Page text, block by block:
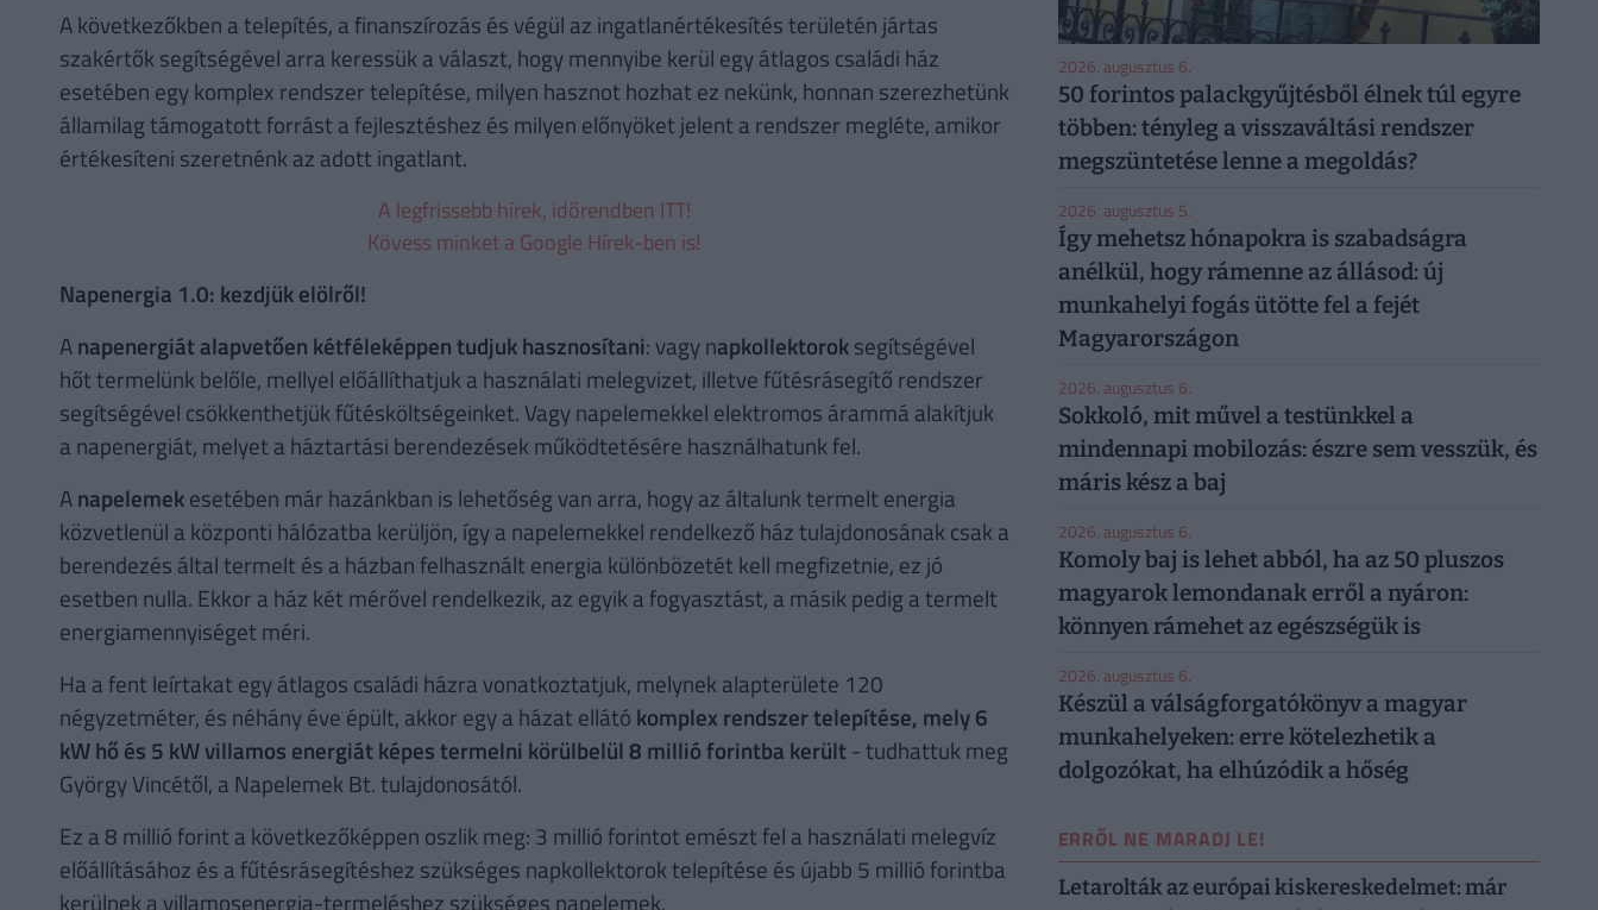
A következőkben a telepítés, a finanszírozás és végül az ingatlanértékesítés területén jártas
szakértők segítségével arra keressük a választ, hogy mennyibe kerül egy átlagos családi ház
esetében egy komplex rendszer telepítése, milyen hasznot hozhat ez nekünk, honnan szerezhetünk
államilag támogatott forrást a fejlesztéshez és milyen előnyöket jelent a rendszer megléte, amikor
értékesíteni szeretnénk az adott ingatlant.
A legfrissebb hírek, időrendben ITT!
Kövess minket a Google Hírek-ben is!
Napenergia 1.0: kezdjük elölről!
Anapenergiát alapvetően kétféleképpen tudjuk hasznosítani: vagy napkollektoroksegítségével
hőt termelünk belőle, mellyel előállíthatjuk a használati melegvizet, illetve fűtésrásegítő rendszer
segítségével csökkenthetjük fűtésköltségeinket. Vagy napelemekkel elektromos árammá alakítjuk
a napenergiát, melyet a háztartási berendezések működtetésére használhatunk fel.
Anapelemekesetében már hazánkban is lehetőség van arra, hogy az általunk termelt energia
közvetlenül a központi hálózatba kerüljön, így a napelemekkel rendelkező ház tulajdonosának csak a
berendezés által termelt és a házban felhasznált energia különbözetét kell megfizetnie, ez jó
esetben nulla. Ekkor a ház két mérővel rendelkezik, az egyik a fogyasztást, a másik pedig a termelt
energiamennyiséget méri.
Ha a fent leírtakat egy átlagos családi házra vonatkoztatjuk, melynek alapterülete 120
négyzetméter, és néhány éve épült, akkor egy a házat ellátó komplex rendszer telepítése, mely 6
kW hő és 5 kW villamos energiát képes termelni körülbelül 8 millió forintba került- tudhattuk meg
György Vincétől, a Napelemek Bt. tulajdonosától.
Ez a 8 millió forint a következőképpen oszlik meg: 3 millió forintot emészt fel a használati melegvíz
előállításához és a fűtésrásegítéshez szükséges napkollektorok telepítése és újabb 5 millió forintba
kerülnek a villamosenergia-termeléshez szükséges napelemek.
2026. augusztus 6.
50 forintos palackgyűjtésből élnek túl egyre
többen: tényleg a visszaváltási rendszer
megszüntetése lenne a megoldás?
2026. augusztus 5.
Így mehetsz hónapokra is szabadságra
anélkül, hogy rámenne az állásod: új
munkahelyi fogás ütötte fel a fejét
Magyarországon
2026. augusztus 6.
Sokkoló, mit művel a testünkkel a
mindennapi mobilozás: észre sem vesszük, és
máris kész a baj
2026. augusztus 6.
Komoly baj is lehet abból, ha az 50 pluszos
magyarok lemondanak erről a nyáron:
könnyen rámehet az egészségük is
2026. augusztus 6.
Készül a válságforgatókönyv a magyar
munkahelyeken: erre kötelezhetik a
dolgozókat, ha elhúzódik a hőség
ERRŐL NE MARADJ LE!
Letarolták az európai kiskereskedelmet: már